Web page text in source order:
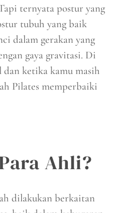
ternyata postur yang
tubuh yang baik
dalam gerakan yang
gaya gravitasi. Di
ketika kamu masih
Pilates memperbaiki
Ahli?
dilakukan berkaitan